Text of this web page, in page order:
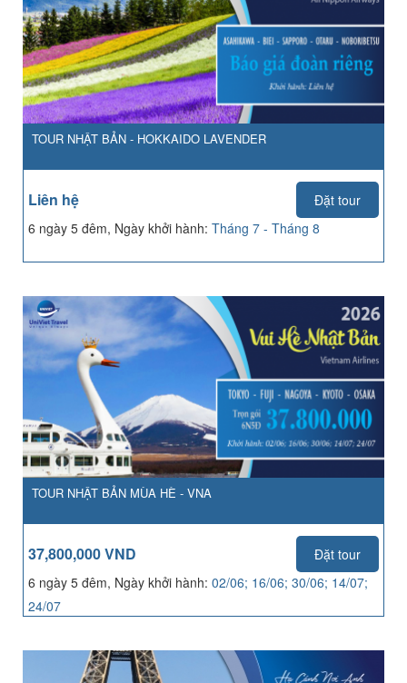
TOUR NHẬT BẢN - HOKKAIDO LAVENDER
Liên hệ
Đặt tour
6 ngày 5 đêm, Ngày khởi hành: Tháng 7 - Tháng 8
TOUR NHẬT BẢN MÙA HÈ - VNA
37,800,000 VND
Đặt tour
6 ngày 5 đêm, Ngày khởi hành: 02/06; 16/06; 30/06; 14/07;
24/07